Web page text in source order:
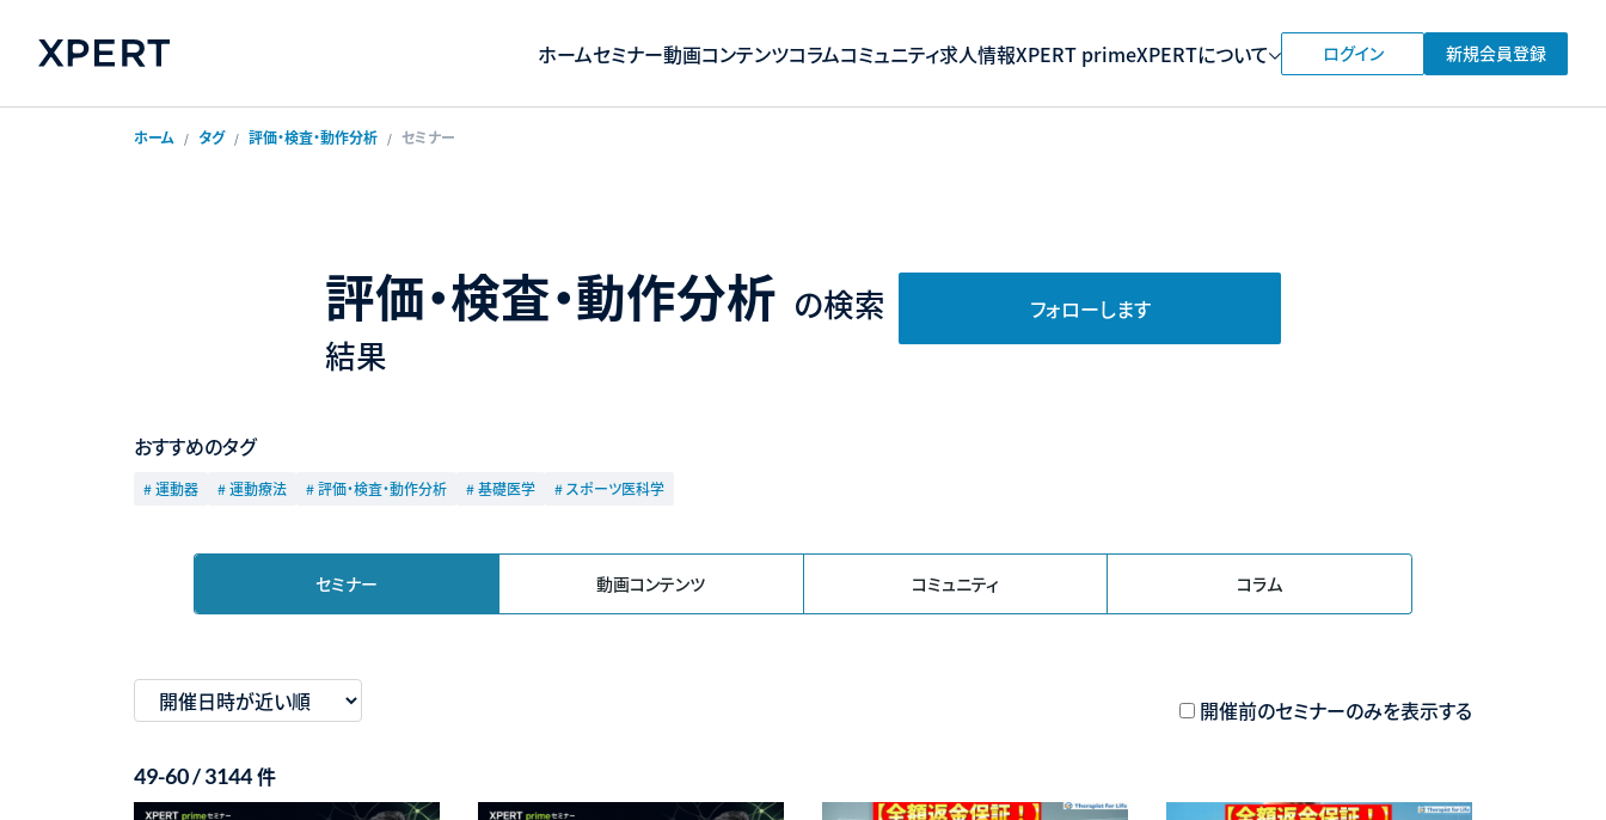
ホームセミナー動画コンテンツコラムコミュニティ求人情報XPERT primeXPERTについて ログイン 新規会員登録
ホーム タグ 評価・検査・動作分析 セミナー
評価・検査・動作分析 の検索
結果
フォローします
おすすめのタグ
# 運動器 # 運動療法 # 評価・検査・動作分析 # 基礎医学 # スポーツ医科学
セミナー 動画コンテンツ コミュニティ コラム
開催前のセミナーのみを表示する
49-60 / 3144件